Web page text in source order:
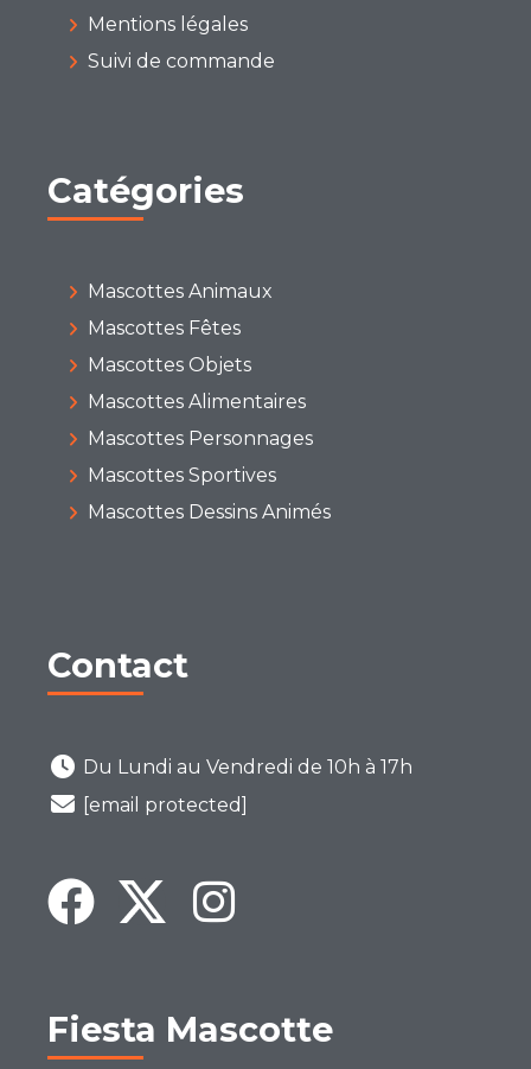
Mentions légales
Suivi de commande
Catégories
Mascottes Animaux
Mascottes Fêtes
Mascottes Objets
Mascottes Alimentaires
Mascottes Personnages
Mascottes Sportives
Mascottes Dessins Animés
Contact
Du Lundi au Vendredi de 10h à 17h
[email protected]
Fiesta Mascotte